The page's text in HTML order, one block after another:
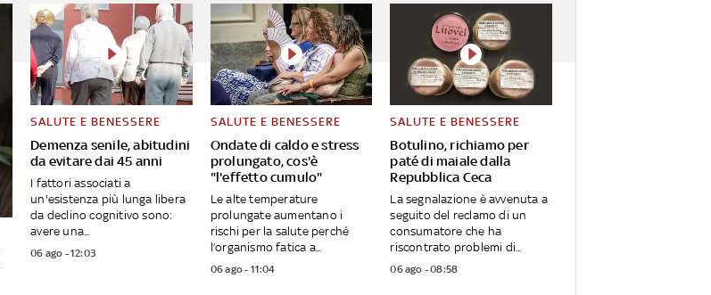
Demenza senile, abitudini
da evitare dai 45 anni
SALUTE E BENESSERE
I fattori associati a
un'esistenza più lunga libera
da declino cognitivo sono:
avere una...
06 ago - 12:03
Ondate di caldo e stress
prolungato, cos'è
"l'effetto cumulo"
SALUTE E BENESSERE
Le alte temperature
prolungate aumentano i
rischi per la salute perché
l’organismo fatica a...
06 ago - 11:04
Botulino, richiamo per
paté di maiale dalla
Repubblica Ceca
SALUTE E BENESSERE
La segnalazione è avvenuta a
seguito del reclamo di un
consumatore che ha
riscontrato problemi di...
06 ago - 08:58